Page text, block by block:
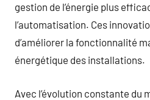
gestion de l’énergie plus
l’automatisation. Ces
d’améliorer la fonctionnalité
énergétique des installations.
Avec l’évolution constante du